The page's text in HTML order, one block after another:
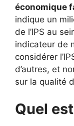
économique
indique un
de l’IPS au
indicateur de
considérer
d’autres, et
sur la qualité
Quel